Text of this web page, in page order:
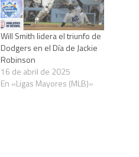
Will Smith lidera el triunfo de
Dodgers en el Día de Jackie
Robinson
16 de abril de 2025
En «Ligas Mayores (MLB)»